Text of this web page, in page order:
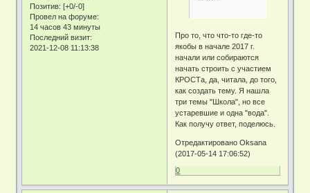
Позитив: [+0/-0]
Провел на форуме:
14 часов 43 минуты
Последний визит:
2021-12-08 11:13:38
Про то, что что-то где-то
якобы в начале 2017 г.
начали или собираются
начать строить с участием
КРОСТа, да, читала, до того,
как создать тему. Я нашла
три темы "Школа", но все
устаревшие и одна "вода".
Как получу ответ, поделюсь.
Отредактировано Oksana
(2017-05-14 17:06:52)
0